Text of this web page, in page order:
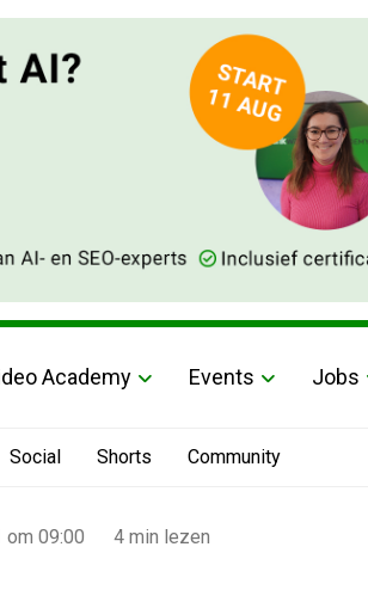
Academy Events Jobs
Social Shorts Community
om 09:00 4 min lezen